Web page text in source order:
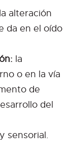
la alteración
da en el oído
la
o en la vía
de
del
sensorial.